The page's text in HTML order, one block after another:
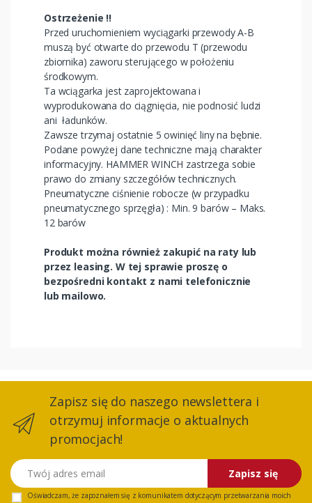
Ostrzeżenie !!
Przed uruchomieniem wyciągarki przewody A-B
muszą być otwarte do przewodu T (przewodu
zbiornika) zaworu sterującego w położeniu
środkowym.
Ta wciągarka jest zaprojektowana i
wyprodukowana do ciągnięcia, nie podnosić ludzi
ani ładunków.
Zawsze trzymaj ostatnie 5 owinięć liny na bębnie.
Podane powyżej dane techniczne mają charakter
informacyjny. HAMMER WINCH zastrzega sobie
prawo do zmiany szczegółów technicznych.
Pneumatyczne ciśnienie robocze (w przypadku
pneumatycznego sprzęgła) : Min. 9 barów – Maks.
12 barów
Produkt można również zakupić na raty lub
przez leasing. W tej sprawie proszę o
bezpośredni kontakt z nami telefonicznie
lub mailowo.
Zapisz się do naszego newslettera i
otrzymuj informacje o aktualnych
promocjach!
Twój adres email
Zapisz się
Oświadczam, że zapoznałem się z komunikatem dotyczącym przetwarzania moich